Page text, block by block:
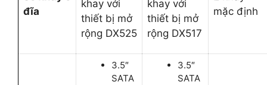
đĩa
khay với
thiết bị mở
rộng DX525
khay với
thiết bị mở
rộng DX517
mặc định
3.5″
SATA
3.5″
SATA